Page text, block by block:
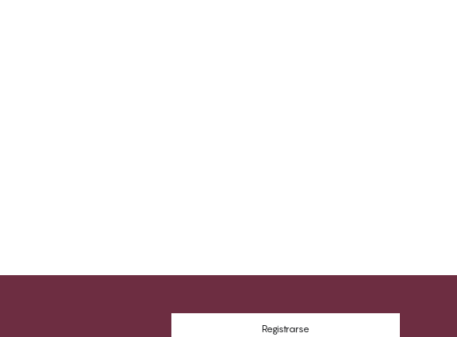
Registrarse